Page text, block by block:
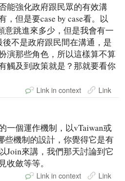
能強化政府跟民眾的有效溝
，但是要case by case看。以
意跳進來多少，但是我會有一
後不是政府跟民間在溝通，是
演那些角色，所以這樣算不算
觸及到政策就是？那就要看你
Link in context Link
一個運作機制，以vTaiwan或
些機制的設計，你覺得它是有
Join來講，我們那天討論到它
收斂等等。
Link in context Link